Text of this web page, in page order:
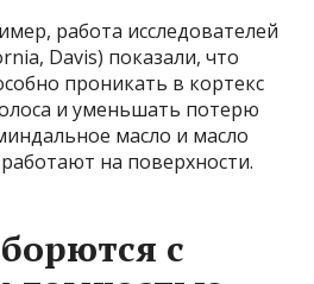
работа исследователей
Davis) показали, что
проникать в кортекс
и уменьшать потерю
масло и масло
на поверхности.
с